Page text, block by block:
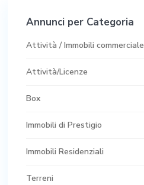
Annunci per Categoria
Attività / Immobili commerciale
Attività/Licenze
Box
Immobili di Prestigio
Immobili Residenziali
Terreni